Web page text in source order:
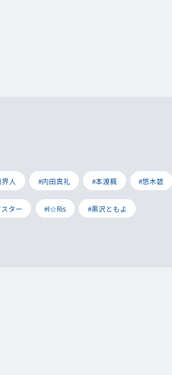
人 #内田真礼 #本渡楓 #悠木碧
ター #I☆Ris #黒沢ともよ